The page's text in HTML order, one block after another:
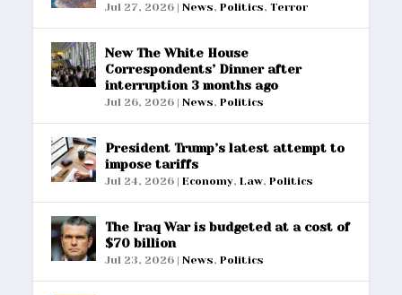
Jul 27, 2026 |News,Politics,Terror
New The White House
Correspondents’ Dinner after
interruption 3 months ago
Jul 26, 2026 |News,Politics
President Trump’s latest attempt to
impose tariffs
Jul 24, 2026 |Economy,Law,Politics
The Iraq War is budgeted at a cost of
$70 billion
Jul 23, 2026 |News,Politics